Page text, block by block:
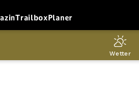
TrailboxPlaner
Wetter